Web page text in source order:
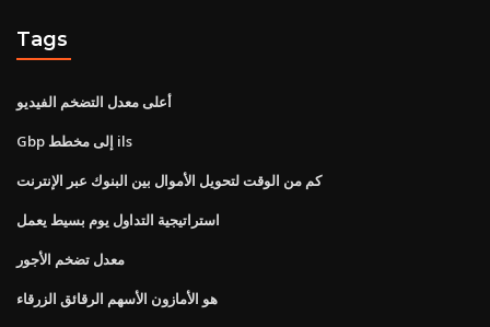
Tags
أعلى معدل التضخم الفيديو
Gbp إلى مخطط ils
كم من الوقت لتحويل الأموال بين البنوك عبر الإنترنت
استراتيجية التداول يوم بسيط يعمل
معدل تضخم الأجور
هو الأمازون الأسهم الرقائق الزرقاء